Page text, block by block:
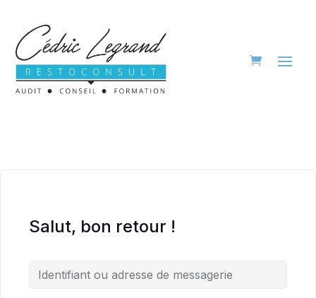
Salut, bon retour !